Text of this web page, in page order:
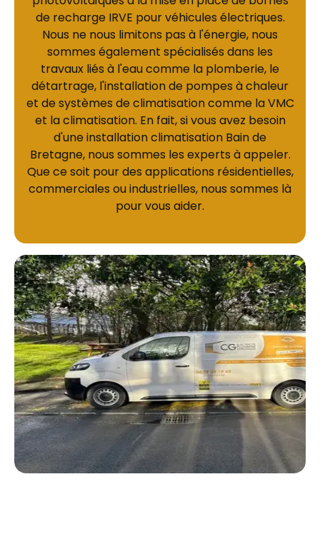
de recharge IRVE pour véhicules électriques.
Nous ne nous limitons pas à l'énergie, nous
sommes également spécialisés dans les
travaux liés à l'eau comme la plomberie, le
détartrage, l'installation de pompes à chaleur
et de systèmes de climatisation comme la VMC
et la climatisation. En fait, si vous avez besoin
d'une installation climatisation Bain de
Bretagne, nous sommes les experts à appeler.
Que ce soit pour des applications résidentielles,
commerciales ou industrielles, nous sommes là
pour vous aider.